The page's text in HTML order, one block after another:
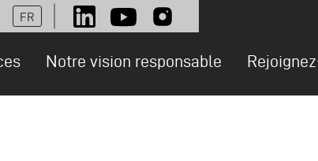
FR
Social
Notre vision responsable